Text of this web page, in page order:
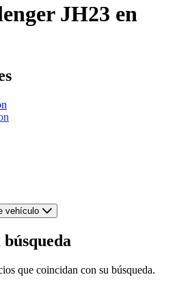
JH23 en
vehículo
que coincidan con su búsqueda.